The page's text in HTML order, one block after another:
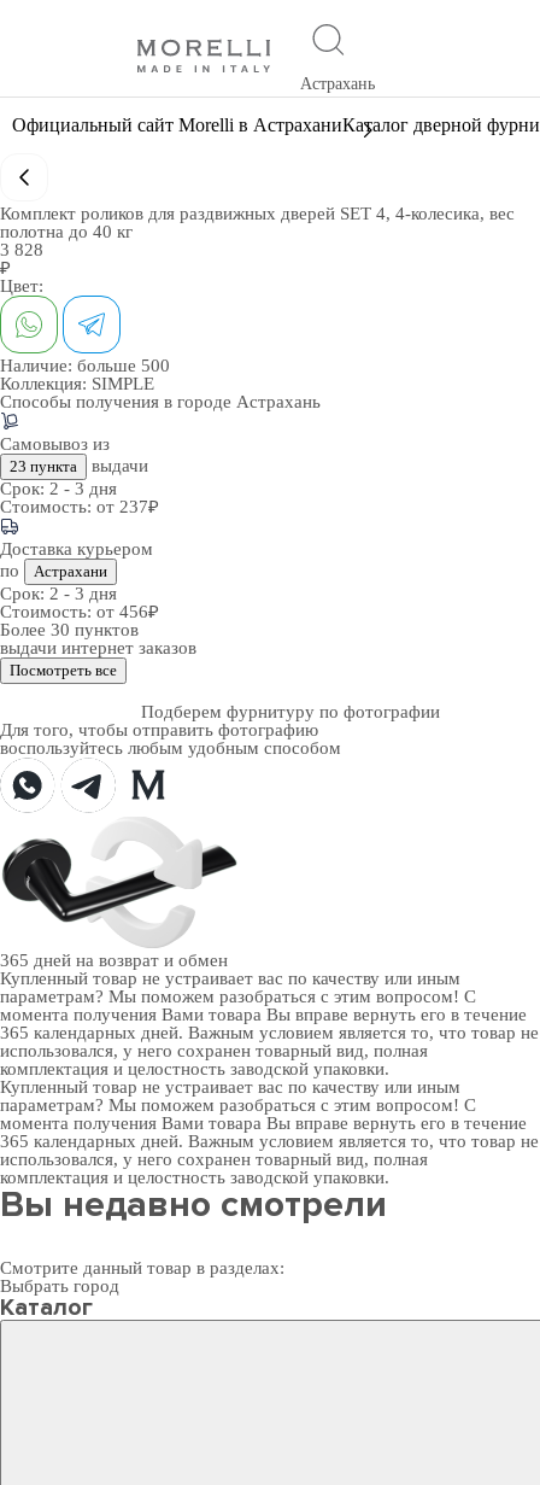
Астрахань
Официальный сайт Morelli в АстраханиКаталог дверной
Комплект роликов для раздвижных дверей SET 4, 4-колесика, вес
полотна до 40 кг
3 828
₽
Цвет:
Наличие: больше 500
Коллекция: SIMPLE
Способы получения в городе Астрахань
Самовывоз из
23 пункта
выдачи
Срок: 2 - 3 дня
Стоимость: от 237₽
Доставка курьером
по
Астрахани
Срок: 2 - 3 дня
Стоимость: от 456₽
Более 30 пунктов
выдачи интернет заказов
Посмотреть все
Подберем фурнитуру по фотографии
Для того, чтобы отправить фотографию
воспользуйтесь любым удобным способом
365 дней на возврат и обмен
Купленный товар не устраивает вас по качеству или иным
параметрам? Мы поможем разобраться с этим вопросом! С
момента получения Вами товара Вы вправе вернуть его в течение
365 календарных дней. Важным условием является то, что товар не
использовался, у него сохранен товарный вид, полная
комплектация и целостность заводской упаковки.
Купленный товар не устраивает вас по качеству или иным
параметрам? Мы поможем разобраться с этим вопросом! С
момента получения Вами товара Вы вправе вернуть его в течение
365 календарных дней. Важным условием является то, что товар не
использовался, у него сохранен товарный вид, полная
комплектация и целостность заводской упаковки.
Вы недавно смотрели
Смотрите данный товар в разделах:
Выбрать город
Каталог